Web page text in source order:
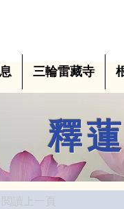
三輪雷藏寺
釋
閲讀上一頁